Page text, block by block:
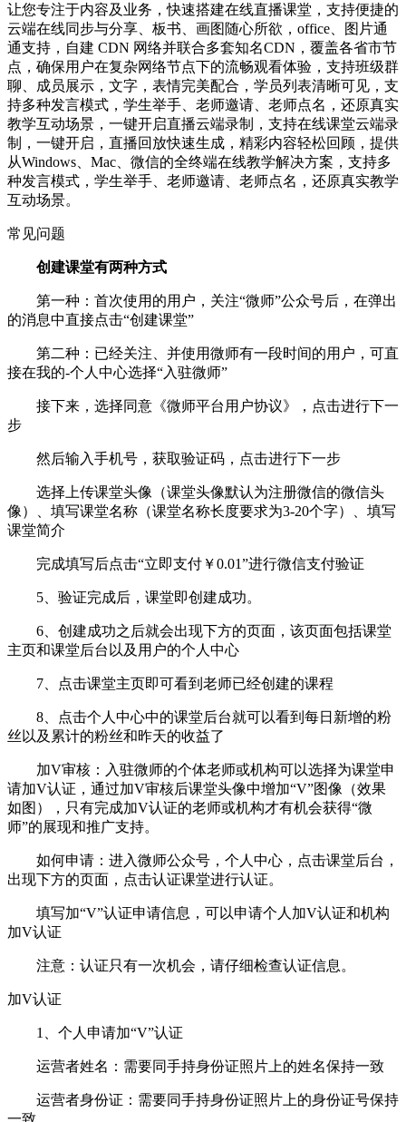
让您专注于内容及业务，快速搭建在线直播课堂，支持便捷的
云端在线同步与分享、板书、画图随心所欲，office、图片通
通支持，自建 CDN 网络并联合多套知名CDN，覆盖各省市节
点，确保用户在复杂网络节点下的流畅观看体验，支持班级群
聊、成员展示，文字，表情完美配合，学员列表清晰可见，支
持多种发言模式，学生举手、老师邀请、老师点名，还原真实
教学互动场景，一键开启直播云端录制，支持在线课堂云端录
制，一键开启，直播回放快速生成，精彩内容轻松回顾，提供
从Windows、Mac、微信的全终端在线教学解决方案，支持多
种发言模式，学生举手、老师邀请、老师点名，还原真实教学
互动场景。
常见问题
创建课堂有两种方式
第一种：首次使用的用户，关注“微师”公众号后，在弹出
的消息中直接点击“创建课堂”
第二种：已经关注、并使用微师有一段时间的用户，可直
接在我的-个人中心选择“入驻微师”
接下来，选择同意《微师平台用户协议》，点击进行下一
步
然后输入手机号，获取验证码，点击进行下一步
选择上传课堂头像（课堂头像默认为注册微信的微信头
像）、填写课堂名称（课堂名称长度要求为3-20个字）、填写
课堂简介
完成填写后点击“立即支付￥0.01”进行微信支付验证
5、验证完成后，课堂即创建成功。
6、创建成功之后就会出现下方的页面，该页面包括课堂
主页和课堂后台以及用户的个人中心
7、点击课堂主页即可看到老师已经创建的课程
8、点击个人中心中的课堂后台就可以看到每日新增的粉
丝以及累计的粉丝和昨天的收益了
加V审核：入驻微师的个体老师或机构可以选择为课堂申
请加V认证，通过加V审核后课堂头像中增加“V”图像（效果
如图），只有完成加V认证的老师或机构才有机会获得“微
师”的展现和推广支持。
如何申请：进入微师公众号，个人中心，点击课堂后台，
出现下方的页面，点击认证课堂进行认证。
填写加“V”认证申请信息，可以申请个人加V认证和机构
加V认证
注意：认证只有一次机会，请仔细检查认证信息。
加V认证
1、个人申请加“V”认证
运营者姓名：需要同手持身份证照片上的姓名保持一致
运营者身份证：需要同手持身份证照片上的身份证号保持
一致